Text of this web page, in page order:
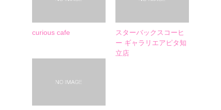
curious cafe
スターバックスコーヒ
ー ギャラリエアピタ知
立店